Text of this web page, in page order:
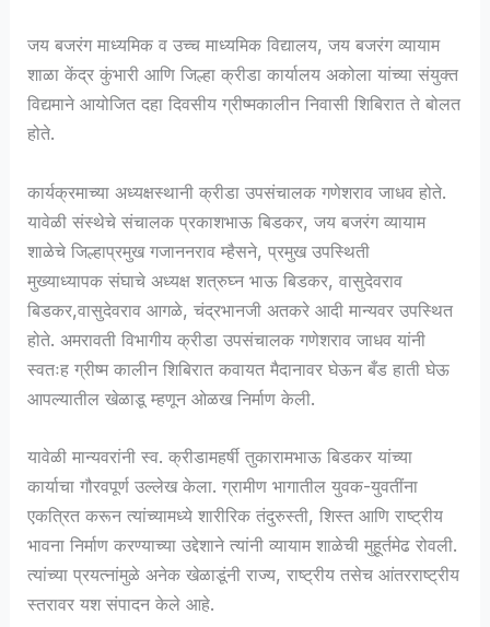
जय बजरंग माध्यमिक व उच्च माध्यमिक विद्यालय, जय बजरंग व्यायाम
शाळा केंद्र कुंभारी आणि जिल्हा क्रीडा कार्यालय अकोला यांच्या संयुक्त
विद्यमाने आयोजित दहा दिवसीय ग्रीष्मकालीन निवासी शिबिरात ते बोलत
होते.
कार्यक्रमाच्या अध्यक्षस्थानी क्रीडा उपसंचालक गणेशराव जाधव होते.
यावेळी संस्थेचे संचालक प्रकाशभाऊ बिडकर, जय बजरंग व्यायाम
शाळेचे जिल्हाप्रमुख गजाननराव म्हैसने, प्रमुख उपस्थिती
मुख्याध्यापक संघाचे अध्यक्ष शत्रुघ्न भाऊ बिडकर, वासुदेवराव
बिडकर,वासुदेवराव आगळे, चंद्रभानजी अतकरे आदी मान्यवर उपस्थित
होते. अमरावती विभागीय क्रीडा उपसंचालक गणेशराव जाधव यांनी
स्वतःह ग्रीष्म कालीन शिबिरात कवायत मैदानावर घेऊन बँड हाती घेऊ
आपल्यातील खेळाडू म्हणून ओळख निर्माण केली.
यावेळी मान्यवरांनी स्व. क्रीडामहर्षी तुकारामभाऊ बिडकर यांच्या
कार्याचा गौरवपूर्ण उल्लेख केला. ग्रामीण भागातील युवक-युवतींना
एकत्रित करून त्यांच्यामध्ये शारीरिक तंदुरुस्ती, शिस्त आणि राष्ट्रीय
भावना निर्माण करण्याच्या उद्देशाने त्यांनी व्यायाम शाळेची मुहूर्तमेढ रोवली.
त्यांच्या प्रयत्नांमुळे अनेक खेळाडूंनी राज्य, राष्ट्रीय तसेच आंतरराष्ट्रीय
स्तरावर यश संपादन केले आहे.